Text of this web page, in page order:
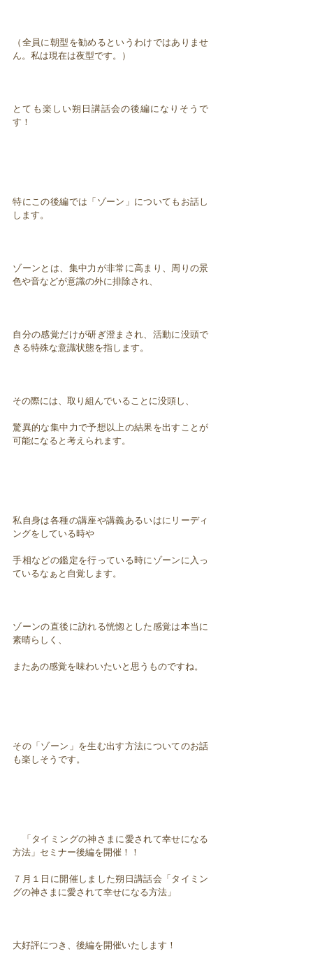
（全員に朝型を勧めるというわけではありませ
ん。私は現在は夜型です。）
とても楽しい朔日講話会の後編になりそうで
す！
特にこの後編では「ゾーン」についてもお話し
します。
ゾーンとは、集中力が非常に高まり、周りの景
色や音などが意識の外に排除され、
自分の感覚だけが研ぎ澄まされ、活動に没頭で
きる特殊な意識状態を指します。
その際には、取り組んでいることに没頭し、
驚異的な集中力で予想以上の結果を出すことが
可能になると考えられます。
私自身は各種の講座や講義あるいはにリーディ
ングをしている時や
手相などの鑑定を行っている時にゾーンに入っ
ているなぁと自覚します。
ゾーンの直後に訪れる恍惚とした感覚は本当に
素晴らしく、
またあの感覚を味わいたいと思うものですね。
その「ゾーン」を生む出す方法についてのお話
も楽しそうです。
「タイミングの神さまに愛されて幸せになる
方法」セミナー後編を開催！！
７月１日に開催しました朔日講話会「タイミン
グの神さまに愛されて幸せになる方法」
大好評につき、後編を開催いたします！